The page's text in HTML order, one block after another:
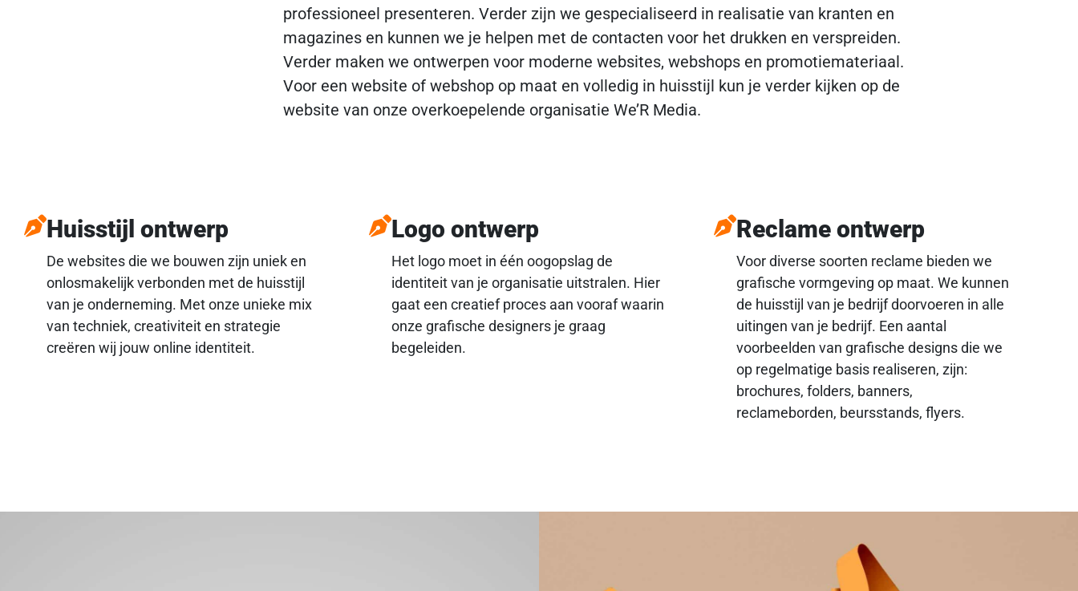
professioneel presenteren. Verder zijn we gespecialiseerd in realisatie van kranten en
magazines en kunnen we je helpen met de contacten voor het drukken en verspreiden.
Verder maken we ontwerpen voor moderne websites, webshops en promotiemateriaal.
Voor een website of webshop op maat en volledig in huisstijl kun je verder kijken op de
website van onze overkoepelende organisatie We’R Media.
Huisstijl ontwerp
De websites die we bouwen zijn uniek en
onlosmakelijk verbonden met de huisstijl
van je onderneming. Met onze unieke mix
van techniek, creativiteit en strategie
creëren wij jouw online identiteit.
Logo ontwerp
Het logo moet in één oogopslag de
identiteit van je organisatie uitstralen. Hier
gaat een creatief proces aan vooraf waarin
onze grafische designers je graag
begeleiden.
Reclame ontwerp
Voor diverse soorten reclame bieden we
grafische vormgeving op maat. We kunnen
de huisstijl van je bedrijf doorvoeren in alle
uitingen van je bedrijf. Een aantal
voorbeelden van grafische designs die we
op regelmatige basis realiseren, zijn:
brochures, folders, banners,
reclameborden, beursstands, flyers.